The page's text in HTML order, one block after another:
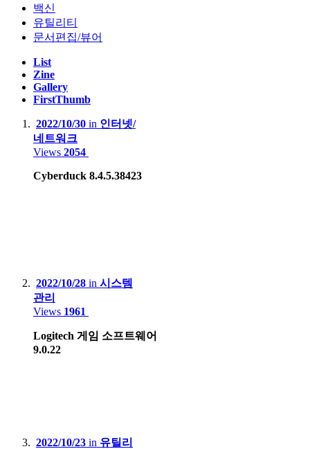
Apple Macbook Air 2011 Mid( i5-2467M, A1370)
Server :
Dell PowerEdge R420(Intel XEON E5-2407)
Dell PowerEdge R710(Intel XEON E5620 x2, 32GB)
HP Proliant Microserver Gen8(Intel XEON E3-1230V2)
NAS :
Motorola Edge 20 pro
Apple iPhone 12
Apple iPhone 15 Pro Max
백신
유틸리티
문서편집/뷰어
List
Zine
Gallery
FirstThumb
2022/10/30 in 인터넷/
네트워크
Views 2054
Cyberduck 8.4.5.38423
2022/10/28 in 시스템
관리
Views 1961
Logitech 게임 소프트웨어
9.0.22
2022/10/23 in 유틸리